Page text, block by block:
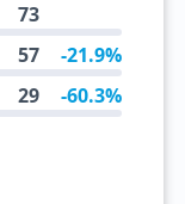
73
57 -21.9%
29 -60.3%